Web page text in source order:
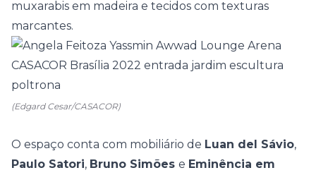
muxarabis em madeira e tecidos com texturas
marcantes.
(Edgard Cesar/CASACOR)
O espaço conta com mobiliário de Luan del Sávio,
Paulo Satori, Bruno Simões e Eminência em